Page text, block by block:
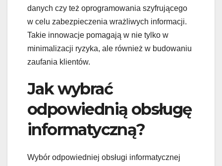
danych czy też oprogramowania szyfrującego
w celu zabezpieczenia wrażliwych informacji.
Takie innowacje pomagają w nie tylko w
minimalizacji ryzyka, ale również w budowaniu
zaufania klientów.
Jak wybrać
odpowiednią obsługę
informatyczną?
Wybór odpowiedniej obsługi informatycznej